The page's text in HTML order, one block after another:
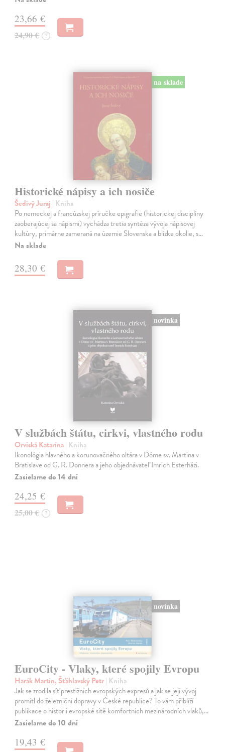
23,66 €
24,90 € ?
na sklade
Historické nápisy a ich nosiče
Šedivý Juraj | Kniha
Po nemeckej a francúzskej príručke epigrafie (historickej disciplíny
zaoberajúcej sa nápismi) vychádza tretia syntéza vývoja nápisovej
kultúry, primárne zameraná na územie Slovenska a blízke okolie, s…
Na sklade
28,30 €
novinka
V službách štátu, cirkvi, vlastného rodu
Orviská Katarína| Kniha
Ikonológia hlavného a korunovačného oltára v Dóme sv. Martina v
Bratislave od G. R. Donnera a jeho objednávateľ Imrich Esterházi.
Zasielame do 14 dní
24,25 €
25,00 € ?
novinka
EuroCity - Vlaky, které spojily Evropu
Harák Martin, Šťáhlavský Petr| Kniha
Jak se zrodila síť prestižních evropských expresů a jak se její vývoj
promítl do železniční dopravy v České republice? To vám přiblíží
publikace o historii evropské sítě komfortních mezinárodních vlaků,…
Zasielame do 10 dní
19,43 €